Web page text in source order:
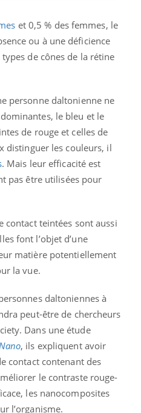
et 0,5 % des femmes, le
ou à une déficience
de cônes de la rétine
personne daltonienne ne
le bleu et le
de rouge et celles de
distinguer les couleurs, il
. Mais leur efficacité est
pas être utilisées pour
contact teintées sont aussi
font l’objet d’une
matière potentiellement
la vue.
daltoniennes à
peut-être de chercheurs
Dans une étude
, ils expliquent avoir
contact contenant des
le contraste rouge-
les nanocomposites
l’organisme.